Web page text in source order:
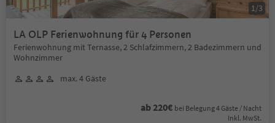
LA OLP Ferienwohnung für 4 Personen
Ferienwohnung mit Ternasse, 2 Schlafzimmern, 2 Badezimmern und
Wohnzimmer
max. 4 Gäste
ab 220€ bei Belegung 4 Gäste / Nacht
Inkl. MwSt.
1/3